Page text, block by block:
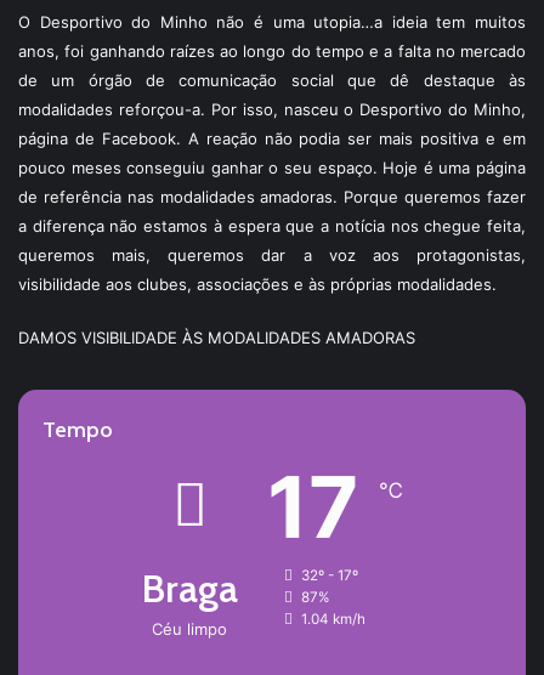
O Desportivo do Minho não é uma utopia…a ideia tem muitos
anos, foi ganhando raízes ao longo do tempo e a falta no mercado
de um órgão de comunicação social que dê destaque às
modalidades reforçou-a. Por isso, nasceu o Desportivo do Minho,
página de Facebook. A reação não podia ser mais positiva e em
pouco meses conseguiu ganhar o seu espaço. Hoje é uma página
de referência nas modalidades amadoras. Porque queremos fazer
a diferença não estamos à espera que a notícia nos chegue feita,
queremos mais, queremos dar a voz aos protagonistas,
visibilidade aos clubes, associações e às próprias modalidades.
DAMOS VISIBILIDADE ÀS MODALIDADES AMADORAS
Tempo
Braga
Céu limpo
17 ℃
32º - 17º
87%
1.04 km/h